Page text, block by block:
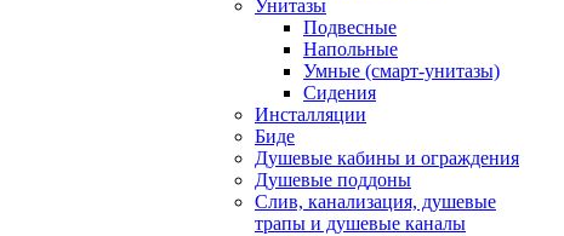
Унитазы
Подвесные
Напольные
Умные (смарт-унитазы)
Сидения
Инсталляции
Биде
Душевые кабины и ограждения
Душевые поддоны
Слив, канализация, душевые
трапы и душевые каналы